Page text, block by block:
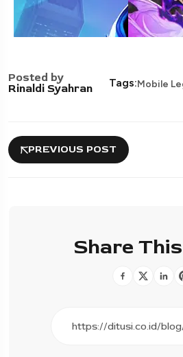
Posted by
Rinaldi Syahran
Tags:Mobile
PREVIOUS POST
Share